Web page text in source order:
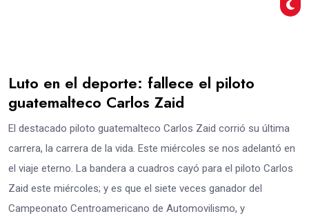
Luto en el deporte: fallece el piloto
guatemalteco Carlos Zaid
El destacado piloto guatemalteco Carlos Zaid corrió su última
carrera, la carrera de la vida. Este miércoles se nos adelantó en
el viaje eterno. La bandera a cuadros cayó para el piloto Carlos
Zaid este miércoles; y es que el siete veces ganador del
Campeonato Centroamericano de Automovilismo, y